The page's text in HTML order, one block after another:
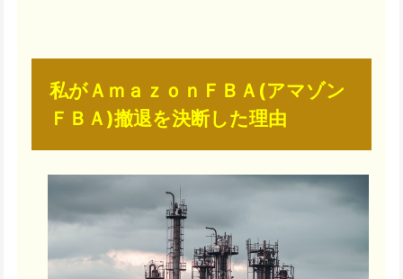
私がＡｍａｚｏｎＦＢＡ(アマゾン
ＦＢＡ)撤退を決断した理由